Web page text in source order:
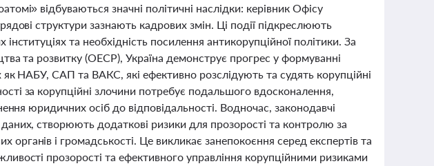
відбуваються значні політичні наслідки: керівник Офісу
структури зазнають кадрових змін. Ці події підкреслюють
та необхідність посилення антикорупційної політики. За
та розвитку (ОЕСР), Україна демонструє прогрес у формуванні
як НАБУ, САП та ВАКС, які ефективно розслідують та судять корупційні
за корупційні злочини потребує подальшого вдосконалення,
юридичних осіб до відповідальності. Водночас, законодавчі
створюють додаткові ризики для прозорості та контролю за
і громадськості. Це викликає занепокоєння серед експертів та
прозорості та ефективного управління корупційними ризиками